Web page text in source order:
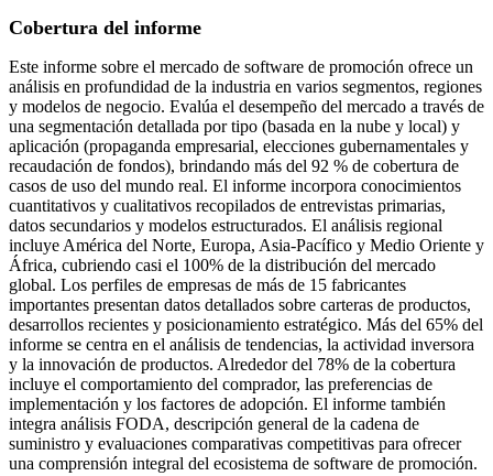
Cobertura del informe
Este informe sobre el mercado de software de promoción ofrece un
análisis en profundidad de la industria en varios segmentos, regiones
y modelos de negocio. Evalúa el desempeño del mercado a través de
una segmentación detallada por tipo (basada en la nube y local) y
aplicación (propaganda empresarial, elecciones gubernamentales y
recaudación de fondos), brindando más del 92 % de cobertura de
casos de uso del mundo real. El informe incorpora conocimientos
cuantitativos y cualitativos recopilados de entrevistas primarias,
datos secundarios y modelos estructurados. El análisis regional
incluye América del Norte, Europa, Asia-Pacífico y Medio Oriente y
África, cubriendo casi el 100% de la distribución del mercado
global. Los perfiles de empresas de más de 15 fabricantes
importantes presentan datos detallados sobre carteras de productos,
desarrollos recientes y posicionamiento estratégico. Más del 65% del
informe se centra en el análisis de tendencias, la actividad inversora
y la innovación de productos. Alrededor del 78% de la cobertura
incluye el comportamiento del comprador, las preferencias de
implementación y los factores de adopción. El informe también
integra análisis FODA, descripción general de la cadena de
suministro y evaluaciones comparativas competitivas para ofrecer
una comprensión integral del ecosistema de software de promoción.